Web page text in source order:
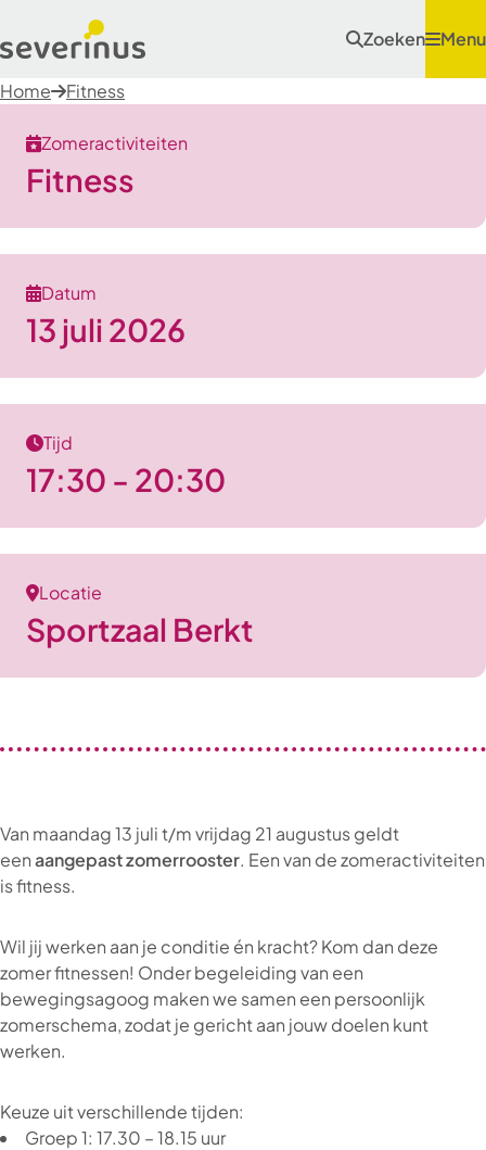
Zoeken Menu
Home Fitness
Zomeractiviteiten
Fitness
Datum
13 juli 2026
Tijd
17:30 - 20:30
Locatie
Sportzaal Berkt
Van maandag 13 juli t/m vrijdag 21 augustus geldt
eenaangepast zomerrooster. Een van de zomeractiviteiten
is fitness.
Wil jij werken aan je conditie én kracht? Kom dan deze
zomer fitnessen! Onder begeleiding van een
bewegingsagoog maken we samen een persoonlijk
zomerschema, zodat je gericht aan jouw doelen kunt
werken.
Keuze uit verschillende tijden:
Groep 1: 17.30 – 18.15 uur